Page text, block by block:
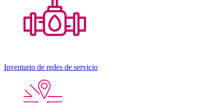
Inventario de redes de servicio